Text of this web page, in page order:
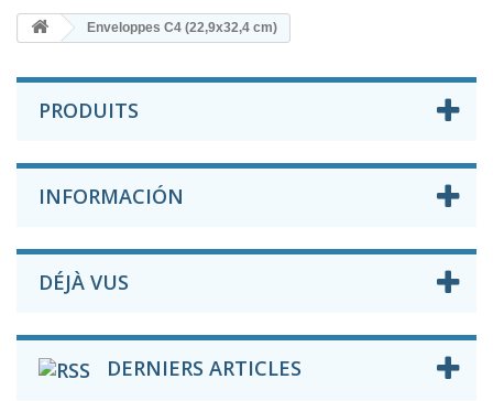
Enveloppes C4 (22,9x32,4 cm)
PRODUITS
INFORMACIÓN
DÉJÀ VUS
DERNIERS ARTICLES